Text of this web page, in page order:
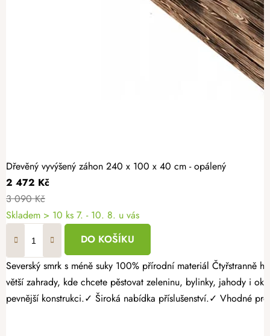
Dřevěný vyvýšený záhon 240 x 100 x 40 cm - opálený
2 472 Kč
3 090 Kč
Skladem > 10 ks 7. - 10. 8. u vás
DO KOŠÍKU
Severský smrk s méně suky 100% přírodní materiál Čtyřstranně hoblovaný masiv Dopřejte si dostatek prostoru pro bohatou úrodu. Opálený dřevěný vyvýšený záhon 240 × 100 × 40 cm je ideální volbou pro
větší zahrady, kde chcete pěstovat zeleninu, bylinky, jahody i
pevnější konstrukci.✓ Široká nabídka příslušenství.✓ Vhodné